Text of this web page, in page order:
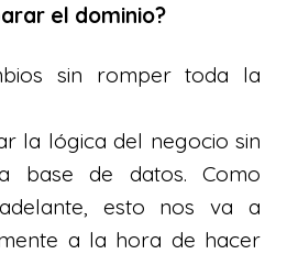
el dominio?
sin romper toda la
la lógica del negocio sin
base de datos. Como
esto nos va a
a la hora de hacer